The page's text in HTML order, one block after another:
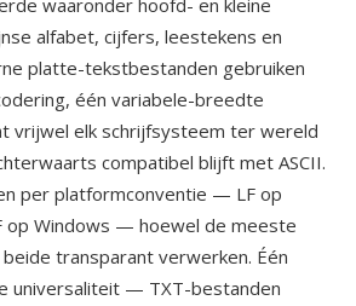
waaronder hoofd- en kleine
alfabet, cijfers, leestekens en
platte-tekstbestanden gebruiken
één variabele-breedte
vrijwel elk schrijfsysteem ter wereld
compatibel blijft met ASCII.
per platformconventie — LF op
op Windows — hoewel de meeste
transparant verwerken. Één
universaliteit — TXT-bestanden